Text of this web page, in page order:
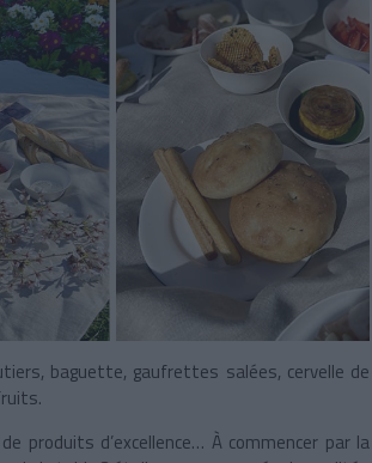
baguette, gaufrettes salées, cervelle de
produits d’excellence… À commencer par la